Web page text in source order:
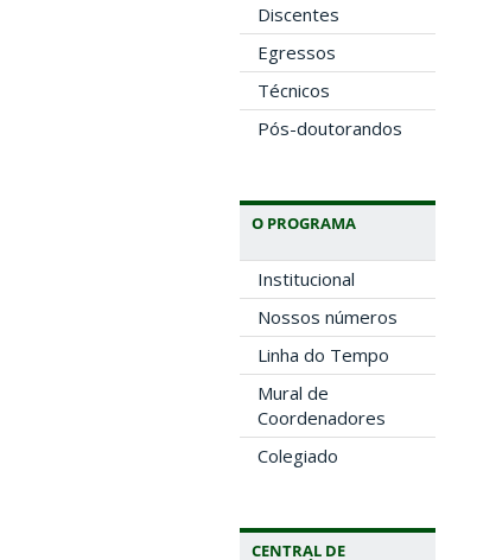
Discentes
Egressos
Técnicos
Pós-doutorandos
O PROGRAMA
Institucional
Nossos números
Linha do Tempo
Mural de
Coordenadores
Colegiado
CENTRAL DE